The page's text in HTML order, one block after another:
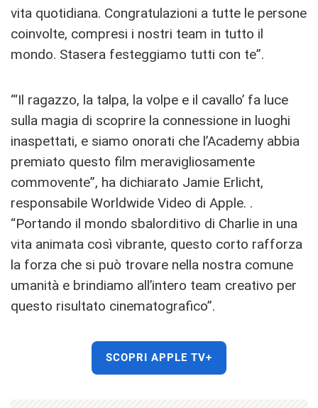
vita quotidiana. Congratulazioni a tutte le persone
coinvolte, compresi i nostri team in tutto il
mondo. Stasera festeggiamo tutti con te”.
“‘Il ragazzo, la talpa, la volpe e il cavallo’ fa luce
sulla magia di scoprire la connessione in luoghi
inaspettati, e siamo onorati che l’Academy abbia
premiato questo film meravigliosamente
commovente”, ha dichiarato Jamie Erlicht,
responsabile Worldwide Video di Apple. .
“Portando il mondo sbalorditivo di Charlie in una
vita animata così vibrante, questo corto rafforza
la forza che si può trovare nella nostra comune
umanità e brindiamo all’intero team creativo per
questo risultato cinematografico”.
SCOPRI APPLE TV+